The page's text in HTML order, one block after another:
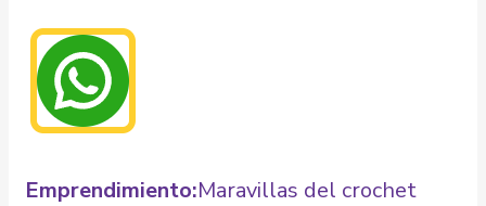
Emprendimiento:Maravillas del crochet